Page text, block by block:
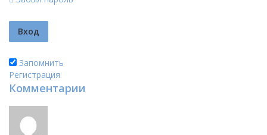
Запомнить
Регистрация
Комментарии